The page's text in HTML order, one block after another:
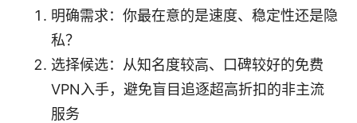
明确需求：你最在意的是速度、稳定性还是隐
私？
选择候选：从知名度较高、口碑较好的免费
VPN入手，避免盲目追逐超高折扣的非主流
服务